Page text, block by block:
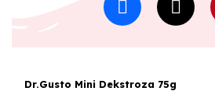
Dr.Gusto Mini Dekstroza 75g